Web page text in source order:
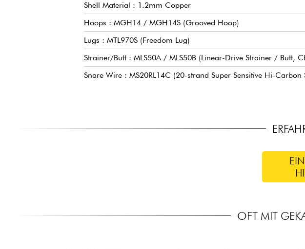
Shell Material : 1.2mm Copper
Hoops : MGH14 / MGH14S (Grooved Hoop)
Lugs : MTL970S (Freedom Lug)
Strainer/Butt : MLS50A / MLS50B (Linear-Drive Strainer / Butt,
Snare Wire : MS20RL14C (20-strand Super Sensitive Hi-Carbon
OFT MIT